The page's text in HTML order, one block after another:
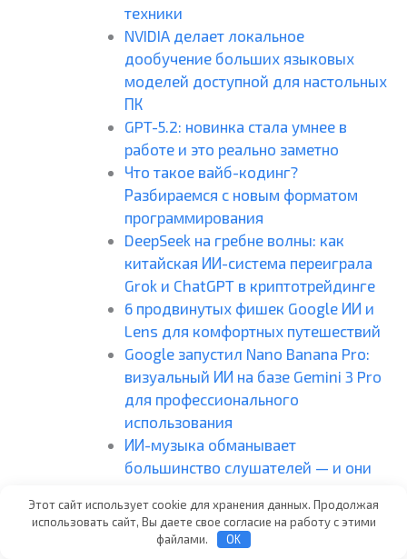
техники
NVIDIA делает локальное
дообучение больших языковых
моделей доступной для настольных
ПК
GPT-5.2: новинка стала умнее в
работе и это реально заметно
Что такое вайб-кодинг?
Разбираемся с новым форматом
программирования
DeepSeek на гребне волны: как
китайская ИИ-система переиграла
Grok и ChatGPT в криптотрейдинге
6 продвинутых фишек Google ИИ и
Lens для комфортных путешествий
Google запустил Nano Banana Pro:
визуальный ИИ на базе Gemini 3 Pro
для профессионального
использования
ИИ-музыка обманывает
большинство слушателей — и они
ИИ и авторское право: как
нейросети заставляют переписывать
Этот сайт использует cookie для хранения данных. Продолжая
использовать сайт, Вы даете свое согласие на работу с этими
файлами.
OK